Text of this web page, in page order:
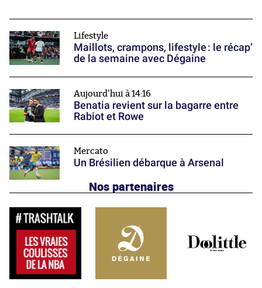
Lifestyle
Maillots, crampons, lifestyle : le récap’
de la semaine avec Dégaine
Aujourd'hui à 14:16
Benatia revient sur la bagarre entre
Rabiot et Rowe
Mercato
Un Brésilien débarque à Arsenal
Nos partenaires